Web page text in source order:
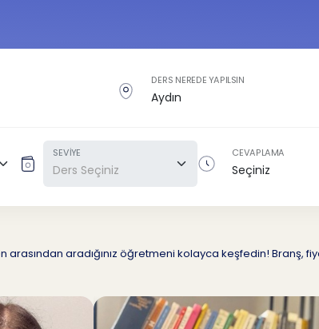
DERS NEREDE YAPILSIN
SEVİYE CEVAPLAMA
arasından aradığınız öğretmeni kolayca keşfedin! Branş,